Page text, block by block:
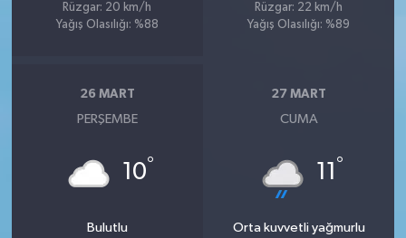
Rüzgar: 20 km/h
Yağış Olasılığı: %88
Rüzgar: 22 km/h
Yağış Olasılığı: %89
26 MART
PERŞEMBE
10°
Bulutlu
27 MART
CUMA
11 °
Orta kuvvetli yağmurlu